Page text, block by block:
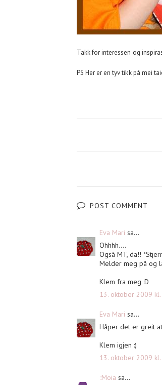
Takk for interessen og
PS Her er en tyv tikk på mei
POST COMMENT
Eva Mari sa...
Ohhhh....
Også MT, da!!
Melder meg på og
Klem fra meg :D
13. oktober 2009
Eva Mari sa...
Håper det er greit
Klem igjen :)
13. oktober 2009
::Moia sa...